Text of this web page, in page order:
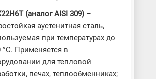
(аналог AISI 309)–
аустенитная сталь,
при температурах до
°C. Применяется в
для тепловой
печах, теплообменниках;